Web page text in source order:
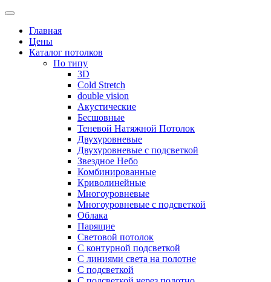
Skip
contentГлавная
Цены
Каталог потолков
По типу
3D
Cold Stretch
double vision
Акустические
Бесшовные
Теневой Натяжной Потолок
Двухуровневые
Двухуровневые с подсветкой
Звездное Небо
Комбинированные
Криволинейные
Многоуровневые
Многоуровневые с подсветкой
Облака
Парящие
Световой потолок
С контурной подсветкой
С линиями света на полотне
С подсветкой